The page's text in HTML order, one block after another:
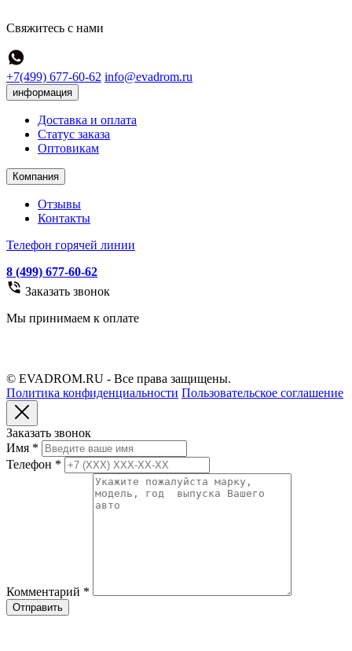
Свяжитесь с нами
+7(499) 677-60-62 info@evadrom.ru
информация
Доставка и оплата
Статус заказа
Оптовикам
Компания
Отзывы
Контакты
Телефон горячей линии
8 (499) 677-60-62
Заказать звонок
Мы принимаем к оплате
© EVADROM.RU - Все права защищены.
Политика конфиденциальности Пользовательское соглашение
Заказать звонок
Имя *
Телефон *
Комментарий *
Отправить